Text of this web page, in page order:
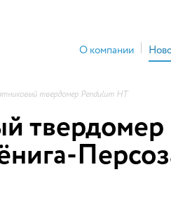
О компании
твердомер Pendulum HT